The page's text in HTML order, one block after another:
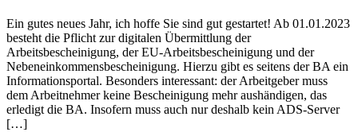
Ein gutes neues Jahr, ich hoffe Sie sind gut gestartet! Ab 01.01.2023
besteht die Pflicht zur digitalen Übermittlung der
Arbeitsbescheinigung, der EU-Arbeitsbescheinigung und der
Nebeneinkommensbescheinigung. Hierzu gibt es seitens der BA ein
Informationsportal. Besonders interessant: der Arbeitgeber muss
dem Arbeitnehmer keine Bescheinigung mehr aushändigen, das
erledigt die BA. Insofern muss auch nur deshalb kein ADS-Server
[…]